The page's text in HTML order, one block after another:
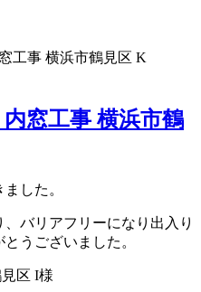
窓工事 横浜市鶴
した。
バリアフリーになり出入り
うございました。